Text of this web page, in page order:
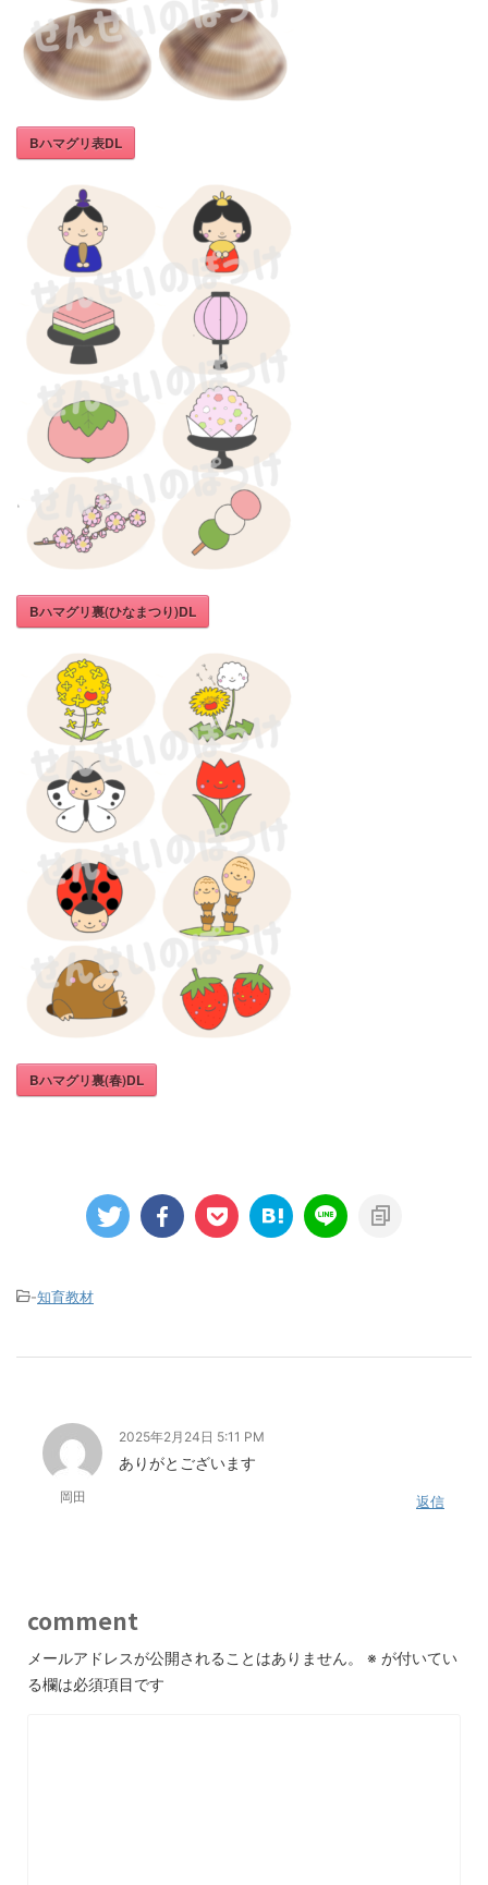
Bハマグリ表DL
Bハマグリ裏(ひなまつり)DL
Bハマグリ裏(春)DL
-知育教材
岡田
2025年2月24日 5:11 PM
ありがとございます
返信
comment
メールアドレスが公開されることはありません。 ※ が付いてい
る欄は必須項目です